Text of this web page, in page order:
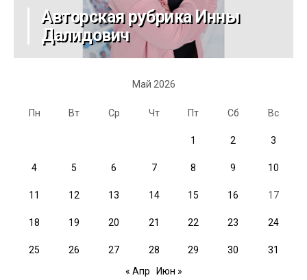
Авторская рубрика Инны
Далидович
Май 2026
Пн Вт Ср Чт Пт Сб Вс
1 2 3
4 5 6 7 8 9 10
11 12 13 14 15 16 17
18 19 20 21 22 23 24
25 26 27 28 29 30
31
« Апр
Июн »